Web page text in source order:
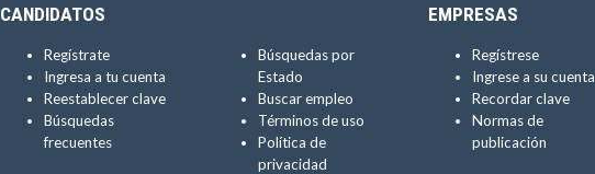
CANDIDATOS
Regístrate
Ingresa a tu cuenta
Reestablecer clave
Búsquedas
frecuentes
Búsquedas por
Estado
Buscar empleo
Términos de uso
Política de
privacidad
EMPRESAS
Regístrese
Ingrese a su cuenta
Recordar clave
Normas de
publicación